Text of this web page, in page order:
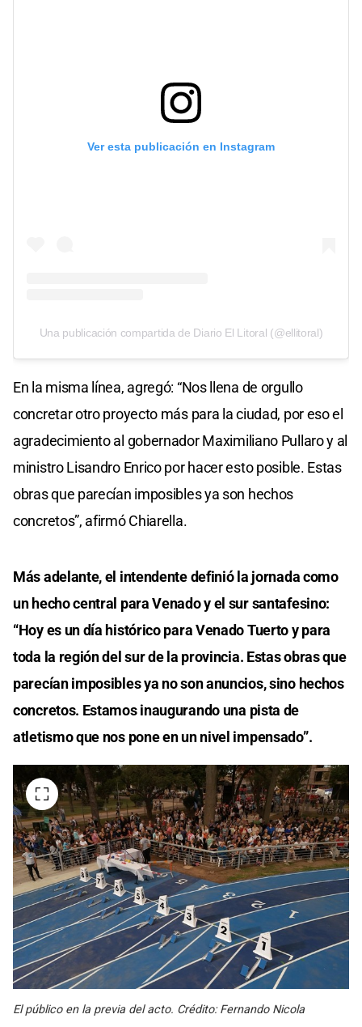
Ver esta publicación en Instagram
Una publicación compartida de Diario El Litoral (@ellitoral)
En la misma línea, agregó: “Nos llena de orgullo
concretar otro proyecto más para la ciudad, por eso el
agradecimiento al gobernador Maximiliano Pullaro y al
ministro Lisandro Enrico por hacer esto posible. Estas
obras que parecían imposibles ya son hechos
concretos”, afirmó Chiarella.
Más adelante, el intendente definió la jornada como
un hecho central para Venado y el sur santafesino:
“Hoy es un día histórico para Venado Tuerto y para
toda la región del sur de la provincia. Estas obras que
parecían imposibles ya no son anuncios, sino hechos
concretos. Estamos inaugurando una pista de
atletismo que nos pone en un nivel impensado”.
El público en la previa del acto. Crédito: Fernando Nicola